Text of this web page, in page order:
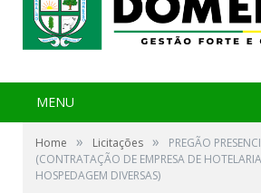
MENU
Home » Licitações »
PREGÃO
(CONTRATAÇÃO DE EMPRESA DE
HOSPEDAGEM DIVERSAS)